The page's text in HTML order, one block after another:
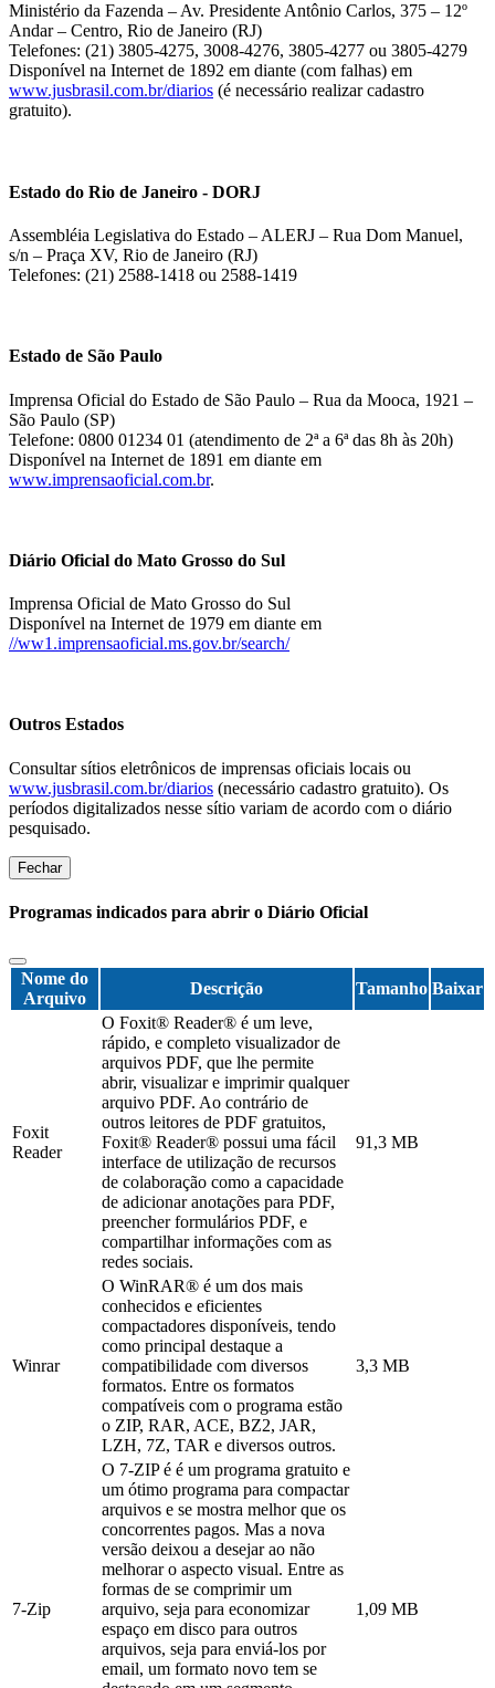
Ministério da Fazenda – Av. Presidente Antônio Carlos, 375 – 12º
Andar – Centro, Rio de Janeiro (RJ)
Telefones: (21) 3805-4275, 3008-4276, 3805-4277 ou 3805-4279
Disponível na Internet de 1892 em diante (com falhas) em
www.jusbrasil.com.br/diarios (é necessário realizar cadastro
gratuito).
Estado do Rio de Janeiro - DORJ
Assembléia Legislativa do Estado – ALERJ – Rua Dom Manuel,
s/n – Praça XV, Rio de Janeiro (RJ)
Telefones: (21) 2588-1418 ou 2588-1419
Estado de São Paulo
Imprensa Oficial do Estado de São Paulo – Rua da Mooca, 1921 –
São Paulo (SP)
Telefone: 0800 01234 01 (atendimento de 2ª a 6ª das 8h às 20h)
Disponível na Internet de 1891 em diante em
www.imprensaoficial.com.br.
Diário Oficial do Mato Grosso do Sul
Imprensa Oficial de Mato Grosso do Sul
Disponível na Internet de 1979 em diante em
//ww1.imprensaoficial.ms.gov.br/search/
Outros Estados
Consultar sítios eletrônicos de imprensas oficiais locais ou
www.jusbrasil.com.br/diarios (necessário cadastro gratuito). Os
períodos digitalizados nesse sítio variam de acordo com o diário
pesquisado.
Fechar
Programas indicados para abrir o Diário Oficial
Nome do
Arquivo
Descrição Tamanho Baixar
Foxit
Reader
O Foxit® Reader® é um leve,
rápido, e completo visualizador de
arquivos PDF, que lhe permite
abrir, visualizar e imprimir qualquer
arquivo PDF. Ao contrário de
outros leitores de PDF gratuitos,
Foxit® Reader® possui uma fácil
interface de utilização de recursos
de colaboração como a capacidade
de adicionar anotações para PDF,
preencher formulários PDF, e
compartilhar informações com as
redes sociais.
91,3 MB
Winrar
O WinRAR® é um dos mais
conhecidos e eficientes
compactadores disponíveis, tendo
como principal destaque a
compatibilidade com diversos
formatos. Entre os formatos
compatíveis com o programa estão
o ZIP, RAR, ACE, BZ2, JAR,
LZH, 7Z, TAR e diversos outros.
3,3 MB
7-Zip
O 7-ZIP é é um programa gratuito e
um ótimo programa para compactar
arquivos e se mostra melhor que os
concorrentes pagos. Mas a nova
versão deixou a desejar ao não
melhorar o aspecto visual. Entre as
formas de se comprimir um
arquivo, seja para economizar
espaço em disco para outros
arquivos, seja para enviá-los por
email, um formato novo tem se
1,09 MB